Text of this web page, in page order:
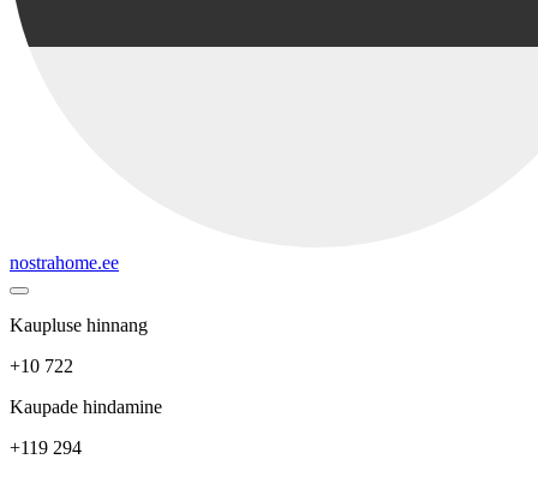
nostrahome.ee
Kaupluse hinnang
+10 722
Kaupade hindamine
+119 294